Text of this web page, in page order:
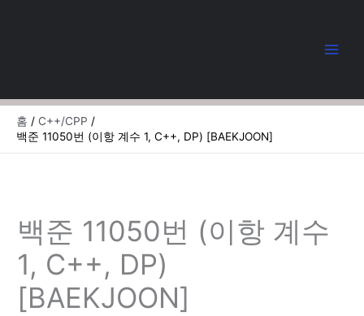
너
홈
C++/CPP
백준 11050번 (이항 계수 1, C++, DP) [BAEKJOON]
백준 11050번 (이항 계수
1, C++, DP)
[BAEKJOON]